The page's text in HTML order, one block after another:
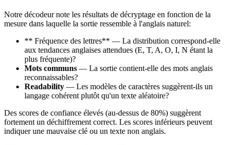
Notre décodeur note les résultats de décryptage en fonction de la
mesure dans laquelle la sortie ressemble à l'anglais naturel:
** Fréquence des lettres** — La distribution correspond-elle
aux tendances anglaises attendues (E, T, A, O, I, N étant la
plus fréquente)?
Mots communs — La sortie contient-elle des mots anglais
reconnaissables?
Readability — Les modèles de caractères suggèrent-ils un
langage cohérent plutôt qu'un texte aléatoire?
Des scores de confiance élevés (au-dessus de 80%) suggèrent
fortement un déchiffrement correct. Les scores inférieurs peuvent
indiquer une mauvaise clé ou un texte non anglais.